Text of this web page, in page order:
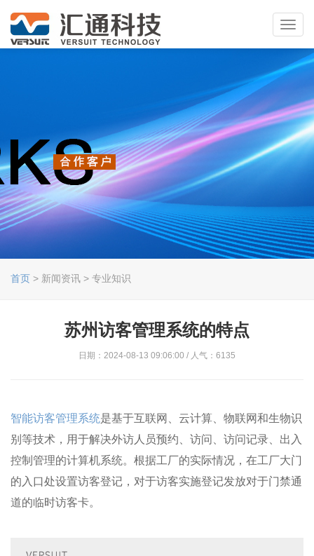
首页 > 新闻资讯 > 专业知识
苏州访客管理系统的特点
日期：2024-08-13 09:06:00 / 人气：6135
智能访客管理系统是基于互联网、云计算、物联网和生物识
别等技术，用于解决外访人员预约、访问、访问记录、出入
控制管理的计算机系统。根据工厂的实际情况，在工厂大门
的入口处设置访客登记，对于访客实施登记发放对于门禁通
道的临时访客卡。